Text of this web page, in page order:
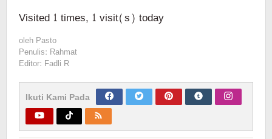
Visited 1 times, 1 visit(s) today
oleh Pasto
Penulis: Rahmat
Editor: Fadli R
Ikuti Kami Pada